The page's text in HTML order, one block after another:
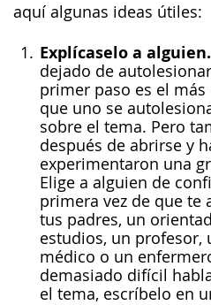
aquí algunas ideas útiles:
Explícaselo a alguien.
dejado de
primer paso es el
que uno se
sobre el tema. Pero
después de abrirse y
experimentaron una
Elige a alguien de
primera vez de que te
tus padres, un
estudios, un profesor,
médico o un
demasiado difícil
el tema, escríbelo en